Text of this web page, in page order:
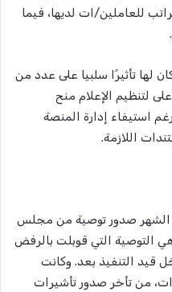
للعاملين/ات لديها، فيما
لها تأثيرًا سلبيا على عدد من
لتنظيم الإعلام منح
استيفاء إدارة المنصة
اللازمة.
الشهر صدور توصية من مجلس
التوصية التي قوبلت بالرفض
قيد التنفيذ بعد. وكانت
من تأخر صدور تأشيرات